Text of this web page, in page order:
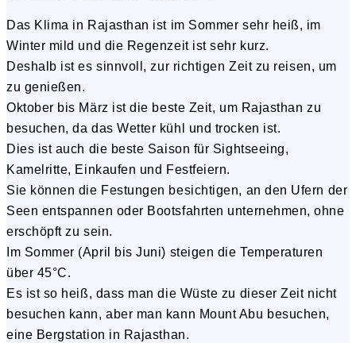
Das Klima in Rajasthan ist im Sommer sehr heiß, im
Winter mild und die Regenzeit ist sehr kurz.
Deshalb ist es sinnvoll, zur richtigen Zeit zu reisen, um
zu genießen.
Oktober bis März ist die beste Zeit, um Rajasthan zu
besuchen, da das Wetter kühl und trocken ist.
Dies ist auch die beste Saison für Sightseeing,
Kamelritte, Einkaufen und Festfeiern.
Sie können die Festungen besichtigen, an den Ufern der
Seen entspannen oder Bootsfahrten unternehmen, ohne
erschöpft zu sein.
Im Sommer (April bis Juni) steigen die Temperaturen
über 45°C.
Es ist so heiß, dass man die Wüste zu dieser Zeit nicht
besuchen kann, aber man kann Mount Abu besuchen,
eine Bergstation in Rajasthan.